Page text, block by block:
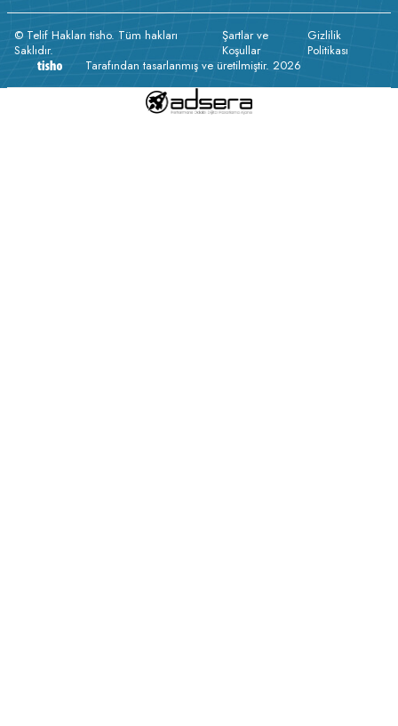
© Telif Hakları tisho. Tüm hakları
Saklıdır.
Şartlar ve
Koşullar
Gizlilik
Politikası
Tarafından tasarlanmış ve üretilmiştir. 2026